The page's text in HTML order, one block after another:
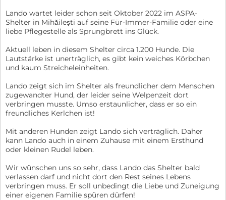
Lando wartet leider schon seit Oktober 2022 im ASPA-
Shelter in Mihăilești auf seine Für-Immer-Familie oder eine
liebe Pflegestelle als Sprungbrett ins Glück.
Aktuell leben in diesem Shelter circa 1.200 Hunde. Die
Lautstärke ist unerträglich, es gibt kein weiches Körbchen
und kaum Streicheleinheiten.
Lando zeigt sich im Shelter als freundlicher dem Menschen
zugewandter Hund, der leider seine Welpenzeit dort
verbringen musste. Umso erstaunlicher, dass er so ein
freundliches Kerlchen ist!
Mit anderen Hunden zeigt Lando sich verträglich. Daher
kann Lando auch in einem Zuhause mit einem Ersthund
oder kleinen Rudel leben.
Wir wünschen uns so sehr, dass Lando das Shelter bald
verlassen darf und nicht dort den Rest seines Lebens
verbringen muss. Er soll unbedingt die Liebe und Zuneigung
einer eigenen Familie spüren dürfen!